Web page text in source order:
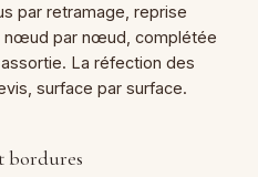
par retramage, reprise
nœud par nœud, complétée
La réfection des
surface par surface.
bordures